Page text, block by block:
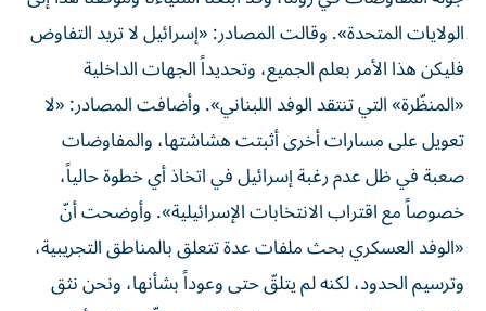
الولايات المتحدة». وقالت المصادر: «​إسرائيل​ لا تريد التفاوض
فليكن هذا الأمر بعلم الجميع، وتحديداً الجهات الداخلية
«المنظّرة» التي تنتقد الوفد اللبناني». وأضافت المصادر: «لا
تعويل على مسارات أخرى أثبتت هشاشتها، والمفاوضات
صعبة في ظل عدم رغبة إسرائيل في اتخاذ أي خطوة حالياً،
خصوصاً مع اقتراب الانتخابات الإسرائيلية». وأوضحت أنّ
«الوفد العسكري بحث ملفات عدة تتعلق بالمناطق التجريبية،
وترسيم الحدود، لكنه لم يتلقّ حتى وعوداً بشأنها، ونحن نثق